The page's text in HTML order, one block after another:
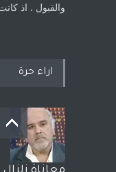
والقبول . اذ
اراء حرة